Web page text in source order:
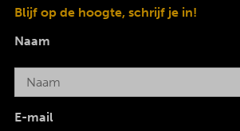
Blijf op de hoogte, schrijf je in!
Naam
E-mail